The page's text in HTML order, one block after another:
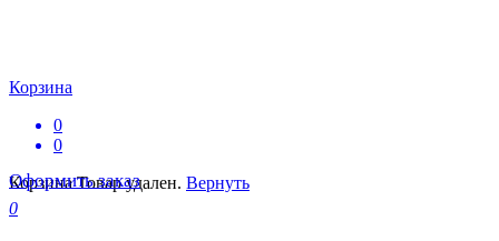
Корзина
0
0
Корзина Товар удален. Вернуть
0
Оформить заказ